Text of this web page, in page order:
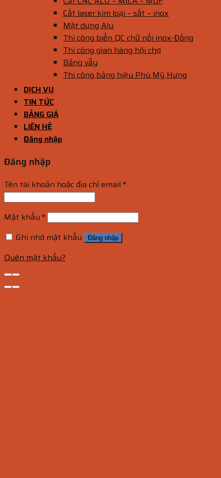
Cắt laser kim loại – sắt – inox
Mặt dựng Alu
Thi công biển QC chữ nổi inox-Đồng
Thi công gian hàng hội chợ
Bảng vẫy
Thi công bảng hiệu Phú Mỹ Hưng
DỊCH VỤ
TIN TỨC
BẢNG GIÁ
LIÊN HỆ
Đăng nhập
Đăng nhập
Tên tài khoản hoặc địa chỉ email *
Mật khẩu *
Ghi nhớ mật khẩu
Đăng nhập
Quên mật khẩu?